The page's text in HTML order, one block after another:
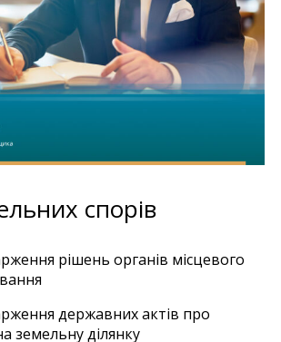
спорів
рішень органів місцевого
державних актів про
земельну ділянку